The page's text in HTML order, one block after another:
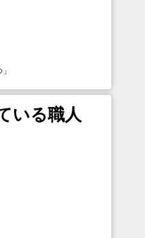
」
いる職人